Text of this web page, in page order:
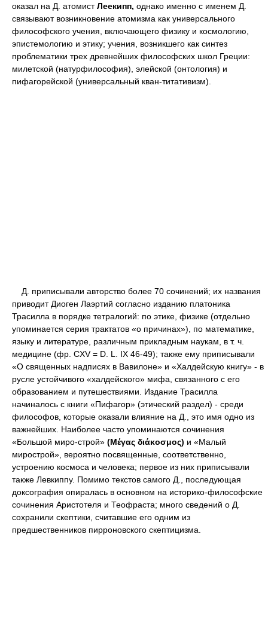
оказал на Д. атомистЛеекипп, однако именно с именем Д.
связывают возникновение атомизма как универсального
философского учения, включающего физику и космологию,
эпистемологию и этику; учения, возникшего как синтез
проблематики трех древнейших философских школ Греции:
милетской (натурфилософия), элейской (онтология) и
пифагорейской (универсальный кван-титативизм).
Д. приписывали авторство более 70 сочинений; их названия
приводит Диоген Лаэртий согласно изданию платоника
Трасилла в порядке тетралогий: по этике, физике (отдельно
упоминается серия трактатов «о причинах»), по математике,
языку и литературе, различным прикладным наукам, в т. ч.
медицине (фр. CXV = D. L. IX 46-49); также ему приписывали
«О священных надписях в Вавилоне» и «Халдейскую книгу» - в
русле устойчивого «халдейского» мифа, связанного с его
образованием и путешествиями. Издание Трасилла
начиналось с книги «Пифагор» (этический раздел) - среди
философов, которые оказали влияние на Д., это имя одно из
важнейших. Наиболее часто упоминаются сочинения
«Большой миро-строй» (Μέγας διάκοσμος) и «Малый
мирострой», вероятно посвященные, соответственно,
устроению космоса и человека; первое из них приписывали
также Левкиппу. Помимо текстов самого Д., последующая
доксография опиралась в основном на историко-философские
сочинения Аристотеля и Теофраста; много сведений о Д.
сохранили скептики, считавшие его одним из
предшественников пирроновского скептицизма.